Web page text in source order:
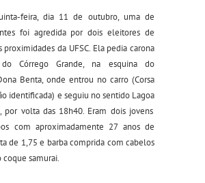
feira, dia 11 de outubro, uma de
foi agredida por dois eleitores de
proximidades da UFSC.Ela pedia carona
Córrego Grande, na esquina do
Benta, onde entrou no carro (Corsa
identificada) e seguiu no sentido Lagoa
por volta das 18h40. Eram dois jovens
com aproximadamente 27 anos de
de 1,75 e barba comprida com cabelos
coque samurai.